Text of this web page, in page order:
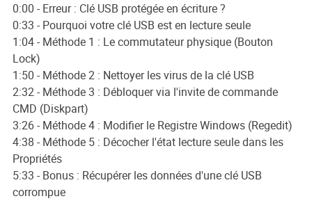
0:00 - Erreur : Clé USB protégée en écriture ?
0:33 - Pourquoi votre clé USB est en lecture seule
1:04 - Méthode 1 : Le commutateur physique (Bouton
Lock)
1:50 - Méthode 2 : Nettoyer les virus de la clé USB
2:32 - Méthode 3 : Débloquer via l'invite de commande
CMD (Diskpart)
3:26 - Méthode 4 : Modifier le Registre Windows (Regedit)
4:38 - Méthode 5 : Décocher l'état lecture seule dans les
Propriétés
5:33 - Bonus : Récupérer les données d'une clé USB
corrompue